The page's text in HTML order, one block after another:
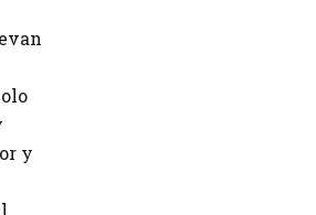
y